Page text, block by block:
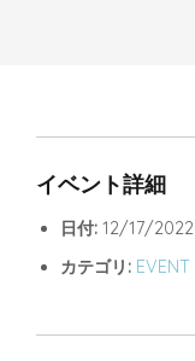
イベント詳細
日付: 12/17/2022
カテゴリ: EVENT